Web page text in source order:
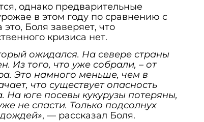
однако предварительные
в этом году по сравнению с
Боля заверяет, что
кризиса нет.
ожидался. На севере страны
Из того, что уже собрали, – от
Это намного меньше, чем в
что существует опасность
На юге посевы кукурузы потеряны,
не спасти. Только подсолнух
, — рассказал Боля.